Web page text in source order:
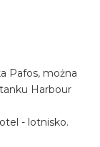
Pafos, można
Harbour
- lotnisko.